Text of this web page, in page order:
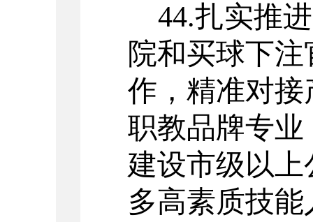
44.扎实推
院和买球下
作，精准对
职教品牌专
建设市级以
多高素质技